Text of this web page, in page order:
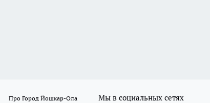
Про Город Йошкар-Ола
Мы в социальных сетях